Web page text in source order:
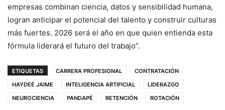
empresas combinan ciencia, datos y sensibilidad humana,
logran anticipar el potencial del talento y construir culturas
más fuertes. 2026 será el año en que quien entienda esta
fórmula liderará el futuro del trabajo”.
ETIQUETAS CARRERA PROFESIONAL
CONTRATACIÓN
HAYDEÉ JAIME
INTELIGENCIA ARTIFICIAL
LIDERAZGO
NEUROCIENCIA
PANDAPÉ RETENCIÓN ROTACIÓN